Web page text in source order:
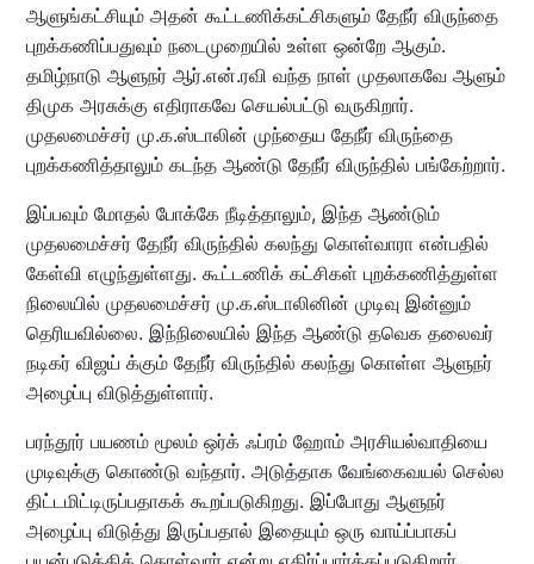
ஆளுங்கட்சியும் அதன் கூட்டணிக்கட்சிகளும் தேநீர் விருந்தை
புறக்கணிப்பதுவும் நடைமுறையில் உள்ள ஒன்றே ஆகும்.
தமிழ்நாடு ஆளுநர் ஆர்.என்.ரவி வந்த நாள் முதலாகவே ஆளும்
திமுக அரசுக்கு எதிராகவே செயல்பட்டு வருகிறார்.
முதலமைச்சர் மு.க.ஸ்டாலின் முந்தைய தேநீர் விருந்தை
புறக்கணித்தாலும் கடந்த ஆண்டு தேநீர் விருந்தில் பங்கேற்றார்.
இப்பவும் மோதல் போக்கே நீடித்தாலும், இந்த ஆண்டும்
முதலமைச்சர் தேநீர் விருந்தில் கலந்து கொள்வாரா என்பதில்
கேள்வி எழுந்துள்ளது. கூட்டணிக் கட்சிகள் புறக்கணித்துள்ள
நிலையில் முதலமைச்சர் மு.க.ஸ்டாலினின் முடிவு இன்னும்
தெரியவில்லை. இந்நிலையில் இந்த ஆண்டு தவெக தலைவர்
நடிகர் விஜய் க்கும் தேநீர் விருந்தில் கலந்து கொள்ள ஆளுநர்
அழைப்பு விடுத்துள்ளார்.
பரந்தூர் பயணம் மூலம் ஒர்க் ஃப்ரம் ஹோம் அரசியல்வாதியை
முடிவுக்கு கொண்டு வந்தார். அடுத்தாக வேங்கைவயல் செல்ல
திட்டமிட்டிருப்பதாகக் கூறப்படுகிறது. இப்போது ஆளுநர்
அழைப்பு விடுத்து இருப்பதால் இதையும் ஒரு வாய்ப்பாகப்